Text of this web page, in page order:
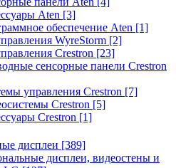
Aten [3]
обеспечение Aten [1]
WyreStorm [2]
Crestron [23]
сенсорные панели Crestron
управления Crestron [7]
Crestron [5]
Crestron [1]
дисплеи [389]
дисплеи, видеостены и